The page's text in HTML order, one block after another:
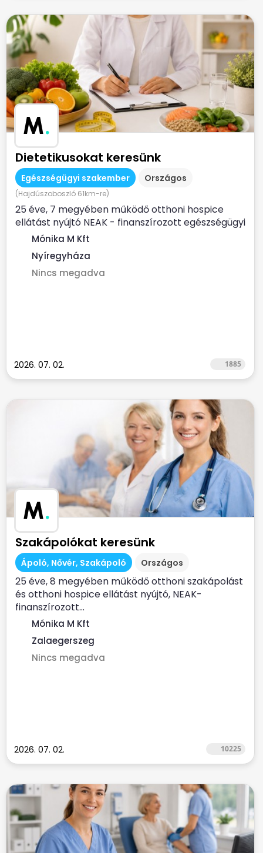
M.
Dietetikusokat keresünk
Egészségügyi szakember Országos
(Hajdúszoboszló 61km-re)
25 éve, 7 megyében működő otthoni hospice
ellátást nyújtó NEAK - finanszírozott egészségügyi
szolgálat...
Mónika M Kft
Nyíregyháza
Nincs megadva
2026. 07. 02. 1885
M.
Szakápolókat keresünk
Ápoló, Nővér, Szakápoló Országos
25 éve, 8 megyében működő otthoni szakápolást
és otthoni hospice ellátást nyújtó, NEAK-
finanszírozott...
Mónika M Kft
Zalaegerszeg
Nincs megadva
2026. 07. 02. 10225